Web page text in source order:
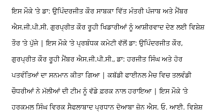
ਇਸ ਮੌਕੇ ‘ਤੇ ਡਾ: ਉਪਿੰਦਰਜੀਤ ਕੌਰ ਸਾਬਕਾ ਵਿੱਤ ਮੰਤਰੀ ਪੰਜਾਬ ਅਤੇ ਮੈਂਬਰ
ਐਸ.ਜੀ.ਪੀ.ਸੀ. ਗੁਰਪ੍ਰੀਤ ਕੌਰ ਰੂਹੀ ਖਿਡਾਰੀਆਂ ਨੂੰ ਆਸ਼ੀਰਵਾਦ ਦੇਣ ਲਈ ਵਿਸ਼ੇਸ਼
ਤੌਰ ‘ਤੇ ਪੁੱਜੇ | ਇਸ ਮੌਕੇ ‘ਤੇ ਪ੍ਰਬੰਧਕ ਕਮੇਟੀ ਵੱਲੋਂ ਡਾ: ਉਪਿੰਦਰਜੀਤ ਕੌਰ,
ਗੁਰਪ੍ਰੀਤ ਕੌਰ ਰੂਹੀ ਮੈਂਬਰ ਐਸ.ਜੀ.ਪੀ.ਸੀ., ਡਾ: ਹਰਜੀਤ ਸਿੰਘ ਅਤੇ ਹੋਰ
ਪਤਵੰਤਿਆਂ ਦਾ ਸਨਮਾਨ ਕੀਤਾ ਗਿਆ | ਕਬੱਡੀ ਫਾਈਨਲ ਮੈਚ ਵਿਚ ਤਲਵੰਡੀ
ਚੌਧਰੀਆਂ ਨੇ ਮੱਲੀਆਂ ਦੀ ਟੀਮ ਨੂੰ ਵੱਡੇ ਫ਼ਰਕ ਨਾਲ ਹਰਾਇਆ | ਇਸ ਮੌਕੇ ‘ਤੇ
ਹਰਕਮਲ ਸਿੰਘ ਵਿਰਕ ਸੈਫਲਾਬਾਦ ਪ੍ਰਧਾਨ ਦੋਆਬਾ ਜ਼ੋਨ ਐਸ. ਓ. ਆਈ. ਵਿਸ਼ੇਸ਼